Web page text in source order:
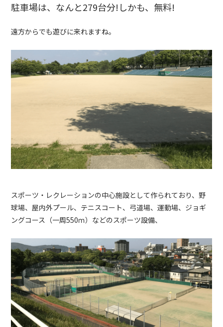
駐車場は、なんと279台分!しかも、無料!
遠方からでも遊びに来れますね。
スポーツ・レクレーションの中心施設として作られており、野
球場、屋内外プール、テニスコート、弓道場、運動場、ジョギ
ングコース（一周550ｍ）などのスポーツ設備、